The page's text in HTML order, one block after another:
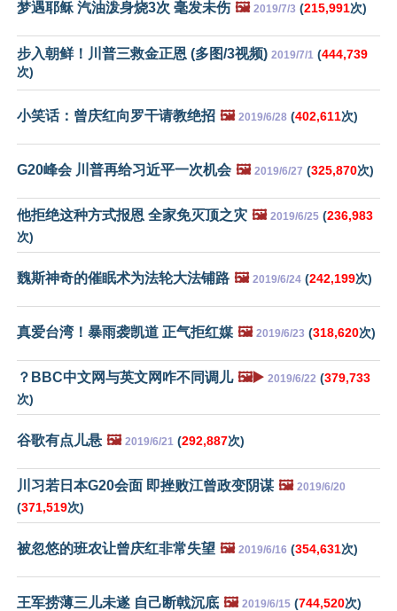
梦遇耶稣 汽油泼身烧3次 毫发未伤 🖼️ 2019/7/3 (215,991次)
步入朝鲜！川普三救金正恩 (多图/3视频) 2019/7/1 (444,739
次)
小笑话：曾庆红向罗干请教绝招 🖼️ 2019/6/28 (402,611次)
G20峰会 川普再给习近平一次机会 🖼️ 2019/6/27 (325,870次)
他拒绝这种方式报恩 全家免灭顶之灾 🖼️ 2019/6/25 (236,983
次)
魏斯神奇的催眠术为法轮大法铺路 🖼️ 2019/6/24 (242,199次)
真爱台湾！暴雨袭凯道 正气拒红媒 🖼️ 2019/6/23 (318,620次)
？BBC中文网与英文网咋不同调儿 🖼️▶️ 2019/6/22 (379,733
次)
谷歌有点儿悬 🖼️ 2019/6/21 (292,887次)
川习若日本G20会面 即挫败江曾政变阴谋 🖼️ 2019/6/20
(371,519次)
被忽悠的班农让曾庆红非常失望 🖼️ 2019/6/16 (354,631次)
王军捞薄三儿未遂 自己断戟沉底 🖼️ 2019/6/15 (744,520次)